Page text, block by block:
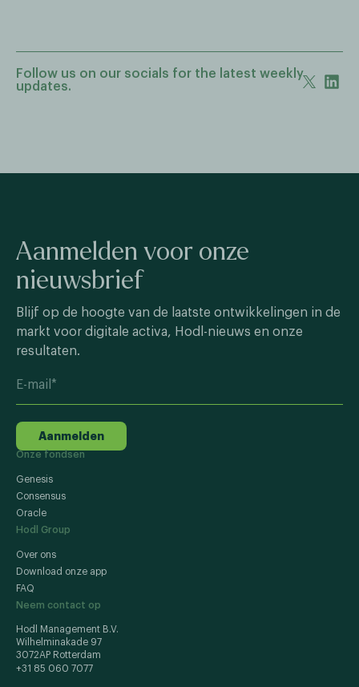
Follow us on our socials for the latest weekly
updates.
Aanmelden voor onze
nieuwsbrief
Blijf op de hoogte van de laatste ontwikkelingen in de
markt voor digitale activa, Hodl-nieuws en onze
resultaten.
Aanmelden
Onze fondsen
Genesis
Consensus
Oracle
Hodl Group
Over ons
Download onze app
FAQ
Neem contact op
Hodl Management B.V.
Wilhelminakade 97
3072AP Rotterdam
+31 85 060 7077